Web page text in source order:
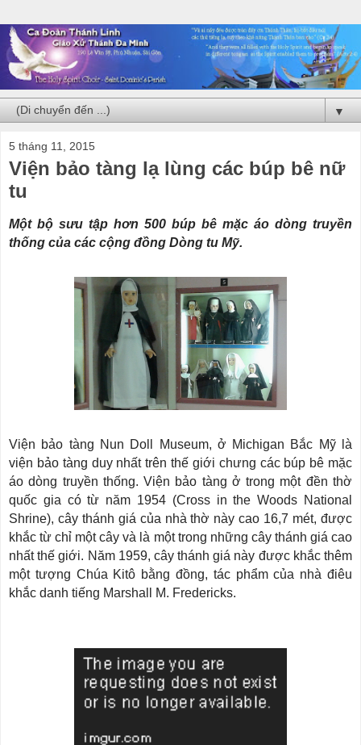
▼
5 tháng 11, 2015
Viện bảo tàng lạ lùng các búp bê nữ
tu
Một bộ sưu tập hơn 500 búp bê mặc áo dòng truyền
thống của các cộng đồng Dòng tu Mỹ.
Viện bảo tàng Nun Doll Museum, ở Michigan Bắc Mỹ là
viện bảo tàng duy nhất trên thế giới chưng các búp bê mặc
áo dòng truyền thống. Viện bảo tàng ở trong một đền thờ
quốc gia có từ năm 1954 (Cross in the Woods National
Shrine), cây thánh giá của nhà thờ này cao 16,7 mét, được
khắc từ chỉ một cây và là một trong những cây thánh giá cao
nhất thế giới. Năm 1959, cây thánh giá này được khắc thêm
một tượng Chúa Kitô bằng đồng, tác phẩm của nhà điêu
khắc danh tiếng Marshall M. Fredericks.